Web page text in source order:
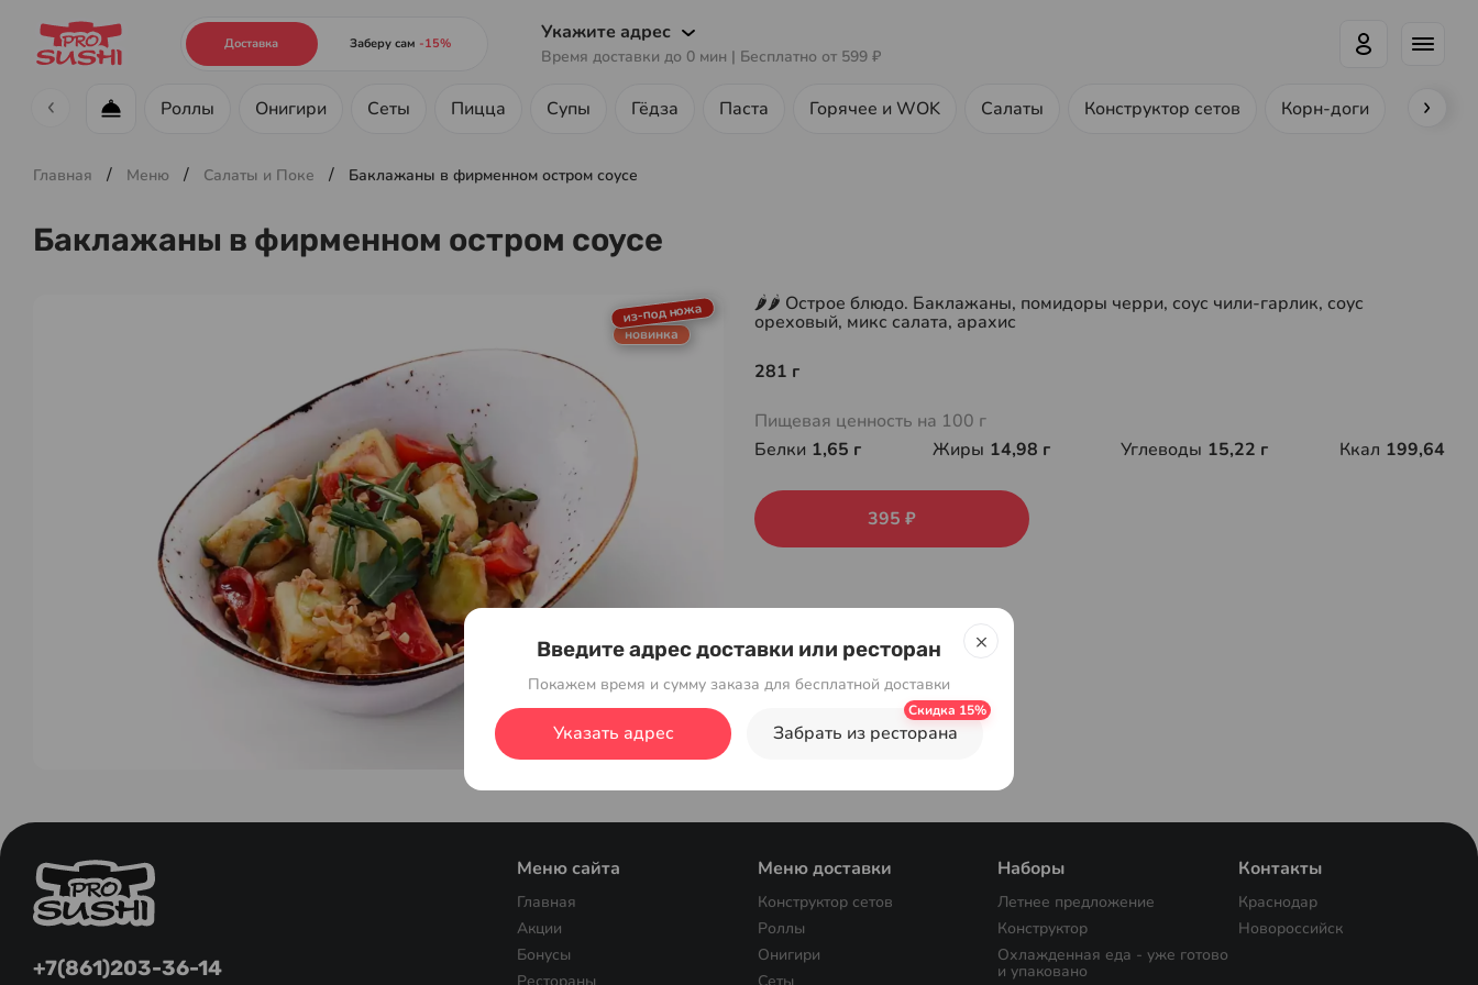
Доставка Заберу сам -15% Укажите адрес
Время доставки до 0 мин | Бесплатно от 599 ₽
Меню ресторана
Роллы Онигири Сеты Пицца Супы Гёдза Паста Горячее и WOK Салаты Конструктор сетов Корн-доги Ролл-
Главная / Меню / Салаты и Поке / Баклажаны в фирменном остром соусе
Баклажаны в фирменном остром соусе
из-под ножа
новинка
🌶🌶 Острое блюдо. Баклажаны, помидоры черри, соус чили-гарлик, соус
ореховый, микс салата, арахис
281 г
Пищевая ценность на 100 г
Белки 1,65 г Жиры 14,98 г Углеводы 15,22 г Ккал 199,64
395 ₽
+7(861)203-36-14
Меню сайта
Главная
Акции
Бонусы
Контакты
Краснодар
Новороссийск
Меню доставки
Конструктор сетов
Роллы
Онигири
Наборы
Летнее предложение
Конструктор
Охлажденная еда - уже готово
и упаковано
Введите адрес доставки или ресторан
Покажем время и сумму заказа для бесплатной доставки
Указать адрес Забрать из ресторана